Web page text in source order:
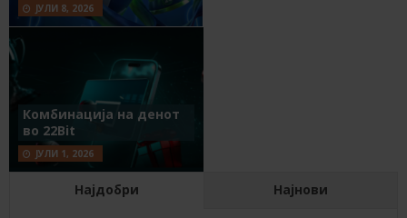
ЈУЛИ 8, 2026
Комбинација на денот
во 22Bit
ЈУЛИ 1, 2026
Најдобри Најнови